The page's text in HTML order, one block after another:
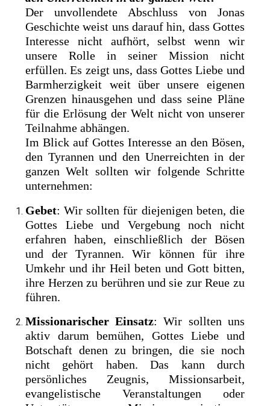
Der unvollendete Abschluss von Jonas
Geschichte weist uns darauf hin, dass Gottes
Interesse nicht aufhört, selbst wenn wir
unsere Rolle in seiner Mission nicht
erfüllen. Es zeigt uns, dass Gottes Liebe und
Barmherzigkeit weit über unsere eigenen
Grenzen hinausgehen und dass seine Pläne
für die Erlösung der Welt nicht von unserer
Teilnahme abhängen.
Im Blick auf Gottes Interesse an den Bösen,
den Tyrannen und den Unerreichten in der
ganzen Welt sollten wir folgende Schritte
unternehmen:
Gebet: Wir sollten für diejenigen beten, die
Gottes Liebe und Vergebung noch nicht
erfahren haben, einschließlich der Bösen
und der Tyrannen. Wir können für ihre
Umkehr und ihr Heil beten und Gott bitten,
ihre Herzen zu berühren und sie zur Reue zu
führen.
Missionarischer Einsatz: Wir sollten uns
aktiv darum bemühen, Gottes Liebe und
Botschaft denen zu bringen, die sie noch
nicht gehört haben. Das kann durch
persönliches Zeugnis, Missionsarbeit,
evangelistische Veranstaltungen oder